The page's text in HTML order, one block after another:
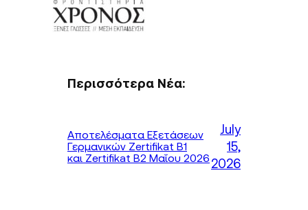
Περισσότερα Νέα:
Αποτελέσματα Εξετάσεων
Γερμανικών Zertifikat B1
και Zertifikat B2 Μαΐου 2026
July
15,
2026